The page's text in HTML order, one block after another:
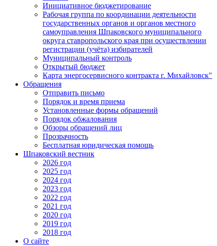
Инициативное бюджетирование
Рабочая группа по координации деятельности
государственных органов и органов местного
самоуправления Шпаковского муниципального
округа ставропольского края при осуществлении
регистрации (учёта) избирателей
Муниципальный контроль
Открытый бюджет
Карта энергосервисного контракта г. Михайловск"
Обращения
Отправить письмо
Порядок и время приема
Установленные формы обращений
Порядок обжалования
Обзоры обращений лиц
Прозрачность
Бесплатная юридическая помощь
Шпаковский вестник
2026 год
2025 год
2024 год
2023 год
2022 год
2021 год
2020 год
2019 год
2018 год
О сайте